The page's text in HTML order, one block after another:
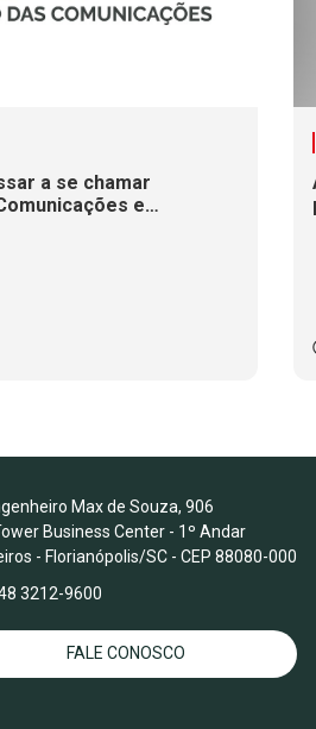
a se chamar
e
Max de Souza, 906
Business Center - 1º Andar
- Florianópolis/SC - CEP 88080-000
3212-9600
FALE CONOSCO